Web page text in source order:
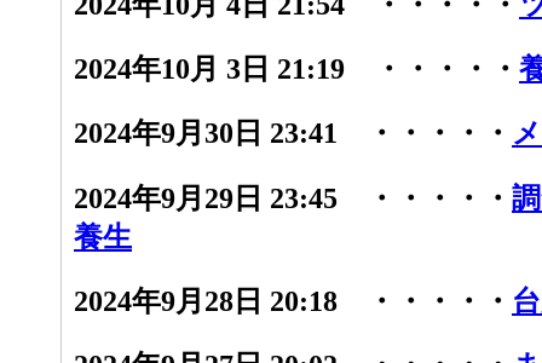
2024年10月 3日 21:19 ・・・・・
2024年9月30日 23:41 ・・・・・
2024年9月29日 23:45 ・・・・・
養生
2024年9月28日 20:18 ・・・・・